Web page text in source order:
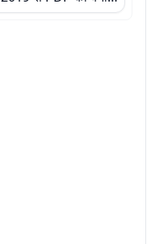
जा रहा निशाना, उमर ने